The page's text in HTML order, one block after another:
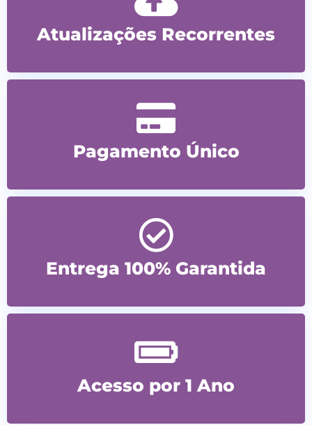
Atualizações Recorrentes
Pagamento Único
Entrega 100% Garantida
Acesso por 1 Ano